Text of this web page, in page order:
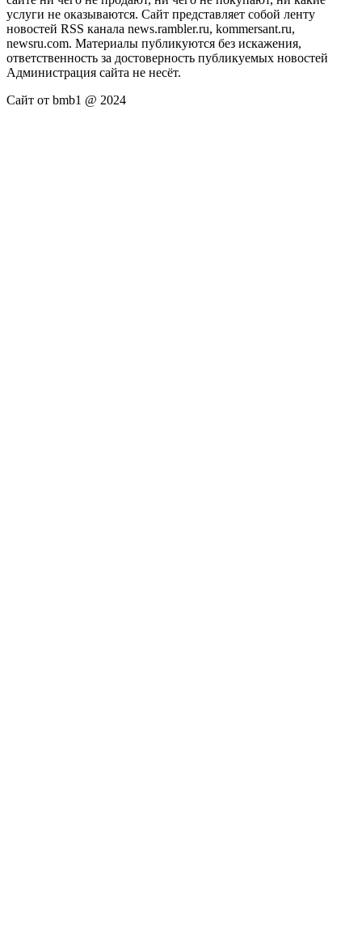
услуги не оказываются. Сайт представляет собой ленту
новостей RSS канала news.rambler.ru, kommersant.ru,
newsru.com. Материалы публикуются без искажения,
ответственность за достоверность публикуемых новостей
Администрация сайта не несёт.
Сайт от bmb1 @ 2024